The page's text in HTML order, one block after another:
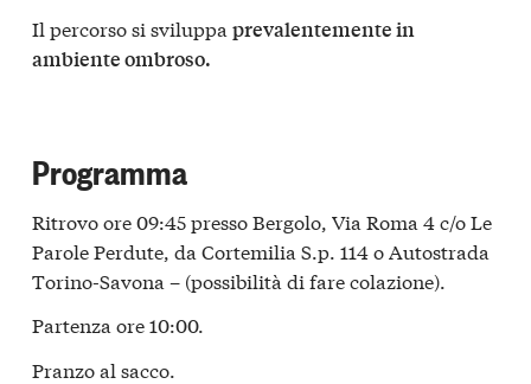
Il percorso si sviluppa prevalentemente in
ambiente ombroso.
Programma
Ritrovo ore 09:45 presso Bergolo, Via Roma 4 c/o Le
Parole Perdute, da Cortemilia S.p. 114 o Autostrada
Torino-Savona – (possibilità di fare colazione).
Partenza ore 10:00.
Pranzo al sacco.